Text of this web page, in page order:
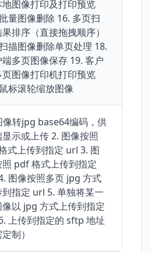
图像打印及打印预览
量图像删除 16. 多页扫
排序（直接拖拽顺序）
描图像删除单页处理 18.
多页图像保存 19. 客户
图像打印机打印预览
标滚轮缩放图像
像转jpg base64编码，供
示或上传 2. 图像按照
式上传到指定 url 3. 图
照 pdf 格式上传到指定
图像按照多页 jpg 方式
指定 url 5. 单独将某一
以 jpg 方式上传到指定
上传到指定的 sftp 地址
定制）